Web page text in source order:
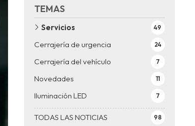
TEMAS
TODAS LAS NOTICIAS 98
Servicios 49
Cerrajería de urgencia 24
Cerrajería del vehículo 7
Novedades 11
Iluminación LED 7